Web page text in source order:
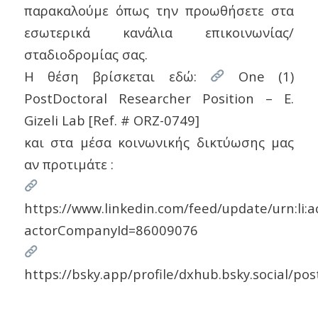
παρακαλούμε όπως την προωθήσετε στα
εσωτερικά κανάλια επικοινωνίας/
σταδιοδρομίας σας.
Η θέση βρίσκεται εδώ:
One (1)
PostDoctoral Researcher Position – E.
Gizeli Lab [Ref. # ORZ-0749]
και στα μέσα κοινωνικής δικτύωσης μας
αν προτιμάτε :
https://www.linkedin.com/feed/update/
actorCompanyId=86009076
https://bsky.app/profile/dxhub.bsky.social/